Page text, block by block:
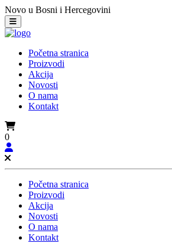
Novo u Bosni i Hercegovini
Početna stranica
Proizvodi
Akcija
Novosti
O nama
Kontakt
0
Početna stranica
Proizvodi
Akcija
Novosti
O nama
Kontakt